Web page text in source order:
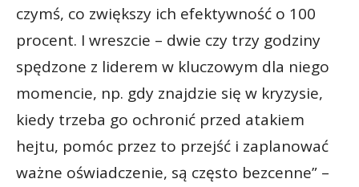
czymś, co zwiększy ich efektywność o 100
procent. I wreszcie – dwie czy trzy godziny
spędzone z liderem w kluczowym dla niego
momencie, np. gdy znajdzie się w kryzysie,
kiedy trzeba go ochronić przed atakiem
hejtu, pomóc przez to przejść i zaplanować
ważne oświadczenie, są często bezcenne” –